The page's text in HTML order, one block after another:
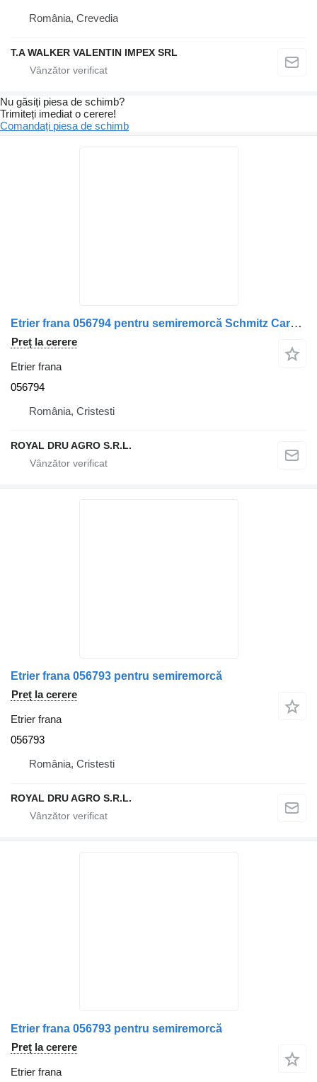
România, Crevedia
T.A WALKER VALENTIN IMPEX SRL
Nu găsiți piesa de schimb?
Trimiteți imediat o cerere!
Comandați piesa de schimb
Etrier frana 056794 pentru semiremorcă Schmitz Cargobull
Preț la cerere
Etrier frana
056794
România, Cristesti
ROYAL DRU AGRO S.R.L.
Etrier frana 056793 pentru semiremorcă
Preț la cerere
Etrier frana
056793
România, Cristesti
ROYAL DRU AGRO S.R.L.
Etrier frana 056793 pentru semiremorcă
Preț la cerere
Etrier frana